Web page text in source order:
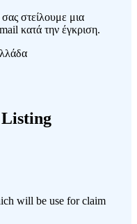
στείλουμε μια
κατά την έγκριση.
Listing
will be use for claim